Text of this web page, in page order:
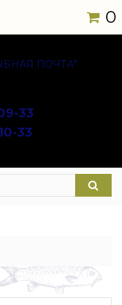
0
33
33